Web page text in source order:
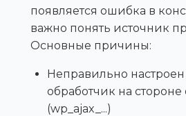
появляется ошибка в
важно понять источник
Основные причины:
Неправильно настроен
обработчик на стороне
(wp_ajax_...)